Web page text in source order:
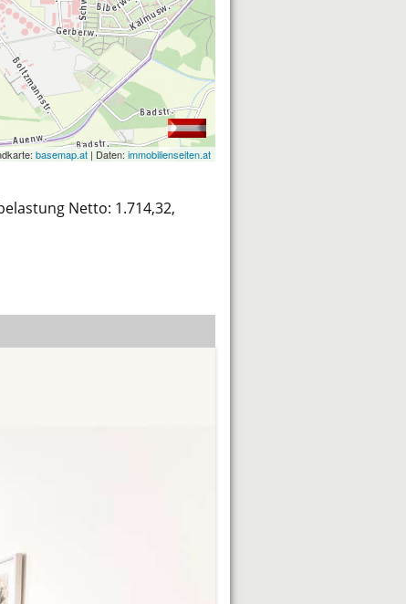
basemap.at| Daten: immobilienseiten.at
Netto: 1.714,32,